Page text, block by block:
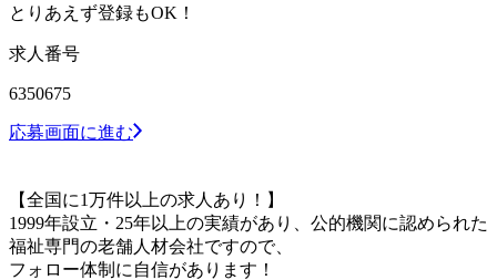
とりあえず登録もOK！
求人番号
6350675
応募画面に進む
【全国に1万件以上の求人あり！】
1999年設立・25年以上の実績があり、公的機関に認められた
福祉専門の老舗人材会社ですので、
フォロー体制に自信があります！